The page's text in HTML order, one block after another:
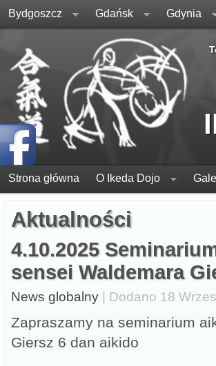
Bydgoszcz Gdańsk Gdynia
Strona główna O Ikeda Dojo
Aktualności
4.10.2025
sensei Waldemara
News globalny | Dodano 18
Zapraszamy na seminarium
Giersz 6 dan aikido